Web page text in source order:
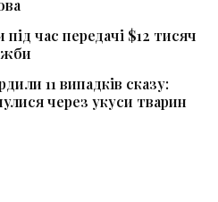
час передачі $12 тисяч
11 випадків сказу:
через укуси тварин